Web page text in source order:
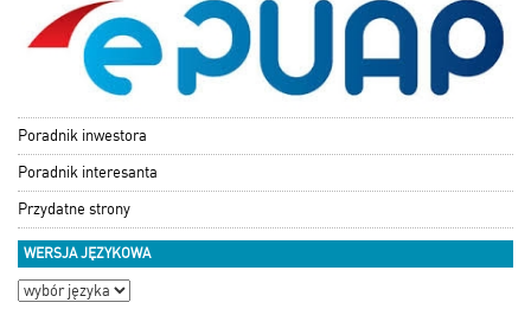
Poradnik inwestora
Poradnik interesanta
Przydatne strony
WERSJA JĘZYKOWA